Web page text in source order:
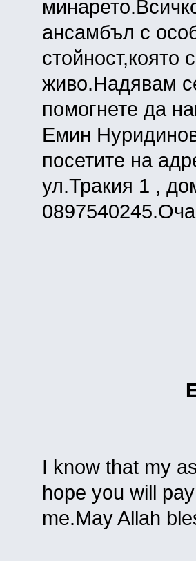
ансамбъл с
стойност,която
живо.Надявам
помогнете да
Емин
посетите на
ул.Тракия 1 ,
I know that my
hope you will
me.May Allah